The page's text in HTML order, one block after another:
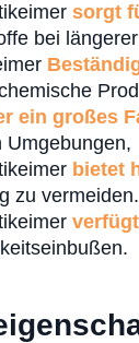
sorgt
bei
ein großes
bietet
zu vermeiden.